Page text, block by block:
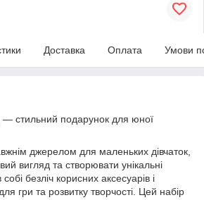
Доставка Оплата Умови
— стильний подарунок для юної
джерелом для маленьких дівчаток,
вигляд та створювати унікальні
безліч корисних аксесуарів і
гри та розвитку творчості. Цей набір